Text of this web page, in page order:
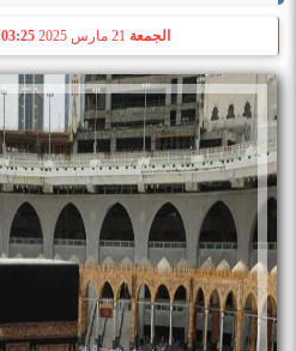
الجمعة 03:25 صـ